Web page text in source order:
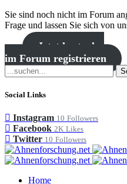
Sie sind noch nicht im Forum
Frage und lassen Sie sich von
Jetzt kostenlos
im Forum registrieren
Social Links
Instagram 10 Followers
Facebook 2K Likes
Twitter 10 Followers
Home